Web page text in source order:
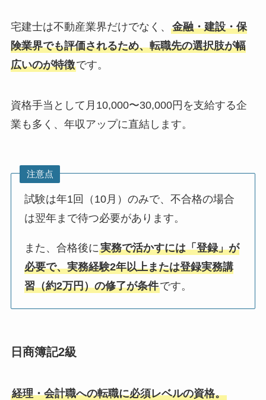
宅建士は不動産業界だけでなく、 金融・建設・保
険業界でも評価されるため、転職先の選択肢が幅
広いのが特徴です。
資格手当として月10,000〜30,000円を支給する企
業も多く、年収アップに直結します。
注意点
試験は年1回（10月）のみで、不合格の場合
は翌年まで待つ必要があります。
また、合格後に実務で活かすには「登録」が
必要で、実務経験2年以上または登録実務講
習（約2万円）の修了が条件です。
日商簿記2級
経理・会計職への転職に必須レベルの資格。